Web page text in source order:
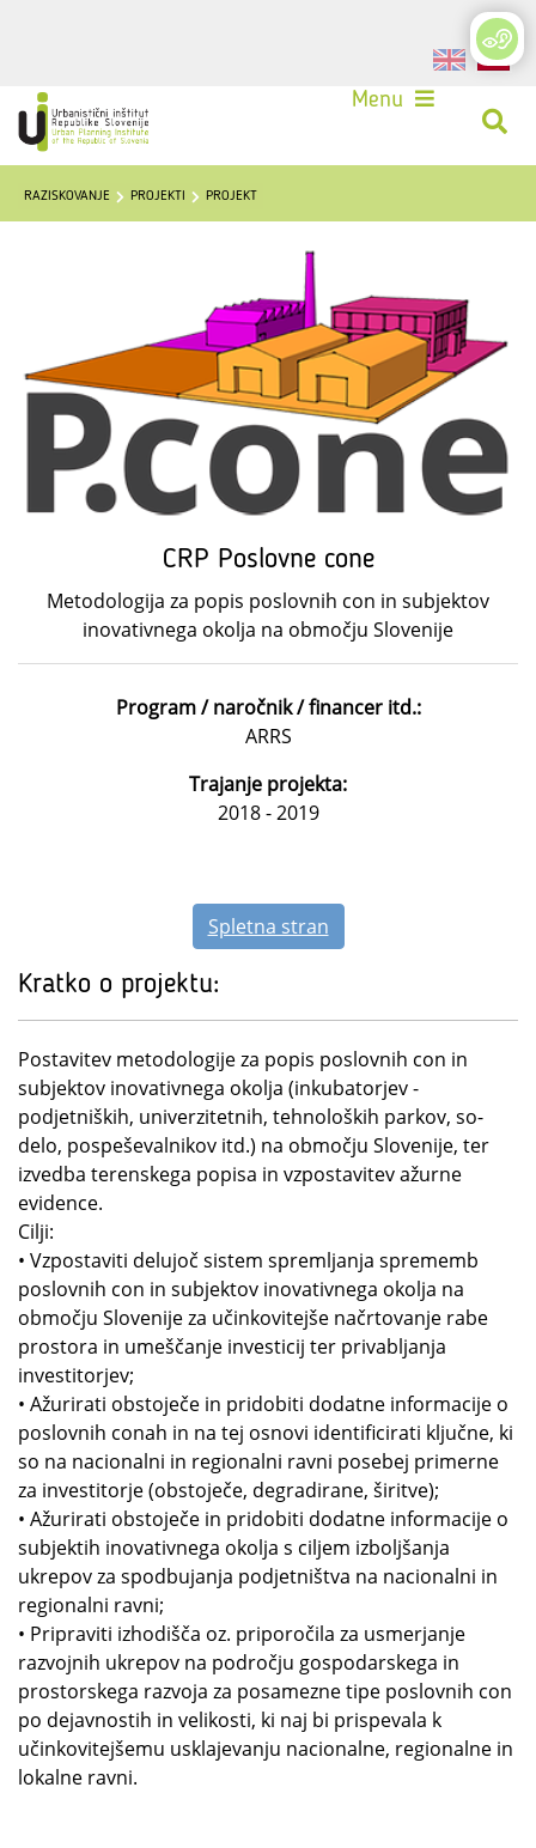
Login
Menu
RAZISKOVANJE PROJEKTI PROJEKT
CRP Poslovne cone
Metodologija za popis poslovnih con in subjektov
inovativnega okolja na območju Slovenije
Program / naročnik / financer itd.:
ARRS
Trajanje projekta:
2018 - 2019
Spletna stran
Kratko o projektu:
Postavitev metodologije za popis poslovnih con in
subjektov inovativnega okolja (inkubatorjev -
podjetniških, univerzitetnih, tehnoloških parkov, so-
delo, pospeševalnikov itd.) na območju Slovenije, ter
izvedba terenskega popisa in vzpostavitev ažurne
evidence.
Cilji:
• Vzpostaviti delujoč sistem spremljanja sprememb
poslovnih con in subjektov inovativnega okolja na
območju Slovenije za učinkovitejše načrtovanje rabe
prostora in umeščanje investicij ter privabljanja
investitorjev;
• Ažurirati obstoječe in pridobiti dodatne informacije o
poslovnih conah in na tej osnovi identificirati ključne, ki
so na nacionalni in regionalni ravni posebej primerne
za investitorje (obstoječe, degradirane, širitve);
• Ažurirati obstoječe in pridobiti dodatne informacije o
subjektih inovativnega okolja s ciljem izboljšanja
ukrepov za spodbujanja podjetništva na nacionalni in
regionalni ravni;
• Pripraviti izhodišča oz. priporočila za usmerjanje
razvojnih ukrepov na področju gospodarskega in
prostorskega razvoja za posamezne tipe poslovnih con
po dejavnostih in velikosti, ki naj bi prispevala k
učinkovitejšemu usklajevanju nacionalne, regionalne in
lokalne ravni.